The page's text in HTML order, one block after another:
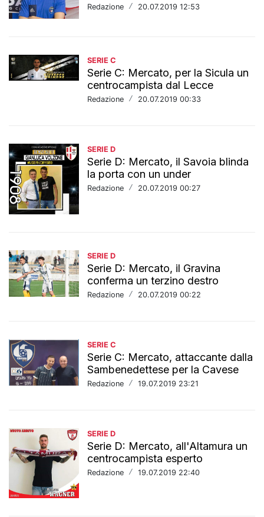
Redazione / 20.07.2019 12:53
SERIE C
Serie C: Mercato, per la Sicula un
centrocampista dal Lecce
Redazione / 20.07.2019 00:33
SERIE D
Serie D: Mercato, il Savoia blinda
la porta con un under
Redazione / 20.07.2019 00:27
SERIE D
Serie D: Mercato, il Gravina
conferma un terzino destro
Redazione / 20.07.2019 00:22
SERIE C
Serie C: Mercato, attaccante dalla
Sambenedettese per la Cavese
Redazione / 19.07.2019 23:21
SERIE D
Serie D: Mercato, all'Altamura un
centrocampista esperto
Redazione / 19.07.2019 22:40